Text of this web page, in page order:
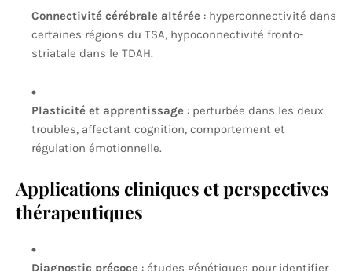
Connectivité cérébrale altérée : hyperconnectivité dans
certaines régions du TSA, hypoconnectivité fronto-
striatale dans le TDAH.
Plasticité et apprentissage : perturbée dans les deux
troubles, affectant cognition, comportement et
régulation émotionnelle.
Applications cliniques et perspectives
thérapeutiques
Diagnostic précoce : études génétiques pour identifier